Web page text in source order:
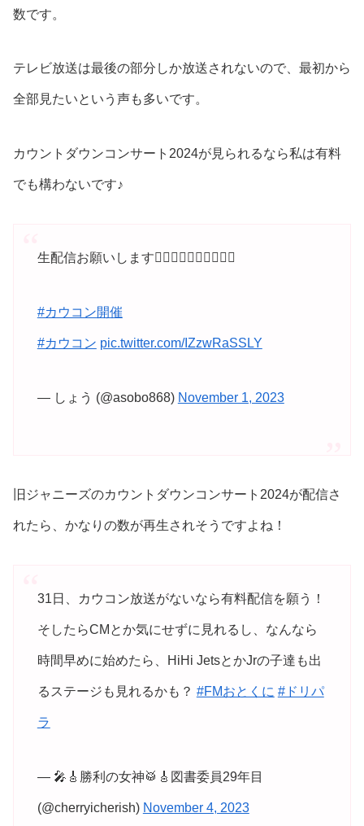
数です。
テレビ放送は最後の部分しか放送されないので、最初から
全部見たいという声も多いです。
カウントダウンコンサート2024が見られるなら私は有料
でも構わないです♪
生配信お願いします🙇‍♀️🙇‍♀️🙇‍♀️🙇‍♀️🙇‍♀️
#カウコン開催
#カウコン pic.twitter.com/IZzwRaSSLY
— しょう (@asobo868) November 1, 2023
旧ジャニーズのカウントダウンコンサート2024が配信さ
れたら、かなりの数が再生されそうですよね！
31日、カウコン放送がないなら有料配信を願う！
そしたらCMとか気にせずに見れるし、なんなら
時間早めに始めたら、HiHi JetsとかJrの子達も出
るステージも見れるかも？ #FMおとくに #ドリパ
ラ
— 🎤🎸勝利の女神🥁🎸図書委員29年目
(@cherryicherish) November 4, 2023